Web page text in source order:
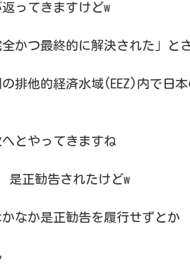
ってきますけどw
かつ最終的に解決された」と
排他的経済水域(EEZ)内で日
とやってきますね
是正勧告されたけどw
なか是正勧告を履行せずとか